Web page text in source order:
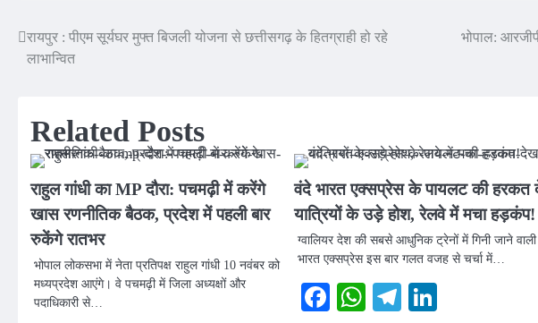
Post
रायपुर : पीएम सूर्यघर मुफ्त बिजली योजना से छत्तीसगढ़ के हितग्राही हो रहे
लाभान्वित
भोपाल:
Related Posts
राहुल गांधी का MP दौरा: पचमढ़ी में करेंगे
खास रणनीतिक बैठक, प्रदेश में पहली बार
रुकेंगे रातभर
भोपाल लोकसभा में नेता प्रतिपक्ष राहुल गांधी 10 नवंबर को
मध्यप्रदेश आएंगे। वे पचमढ़ी में जिला अध्यक्षों और
पदाधिकारी से…
वंदे भारत एक्सप्रेस के पायलट की हरकत
यात्रियों के उड़े होश, रेलवे में मचा हड़कंप!
ग्वालियर देश की सबसे आधुनिक ट्रेनों में गिनी जाने
भारत एक्सप्रेस इस बार गलत वजह से चर्चा में…
Facebook
WhatsApp
Telegram